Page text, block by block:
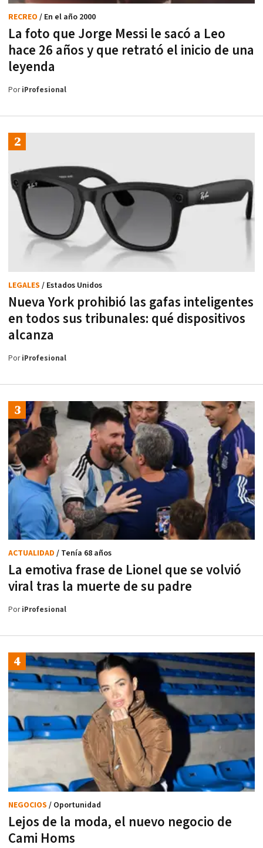
La foto que Jorge Messi le sacó a Leo
hace 26 años y que retrató el inicio de una
leyenda
RECREO / En el año 2000
PoriProfesional
Nueva York prohibió las gafas inteligentes
en todos sus tribunales: qué dispositivos
alcanza
LEGALES / Estados Unidos
PoriProfesional
La emotiva frase de Lionel que se volvió
viral tras la muerte de su padre
ACTUALIDAD / Tenía 68 años
PoriProfesional
Lejos de la moda, el nuevo negocio de
Cami Homs
NEGOCIOS / Oportunidad